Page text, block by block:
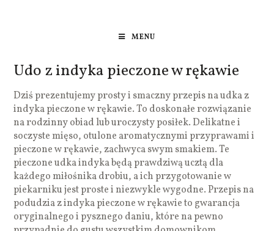
MENU
Udo z indyka pieczone w rękawie
Dziś prezentujemy prosty i smaczny przepis na udka z
indyka pieczone w rękawie. To doskonałe rozwiązanie
na rodzinny obiad lub uroczysty posiłek. Delikatne i
soczyste mięso, otulone aromatycznymi przyprawami i
pieczone w rękawie, zachwyca swym smakiem. Te
pieczone udka indyka będą prawdziwą ucztą dla
każdego miłośnika drobiu, a ich przygotowanie w
piekarniku jest proste i niezwykle wygodne. Przepis na
podudzia z indyka pieczone w rękawie to gwarancja
oryginalnego i pysznego daniu, które na pewno